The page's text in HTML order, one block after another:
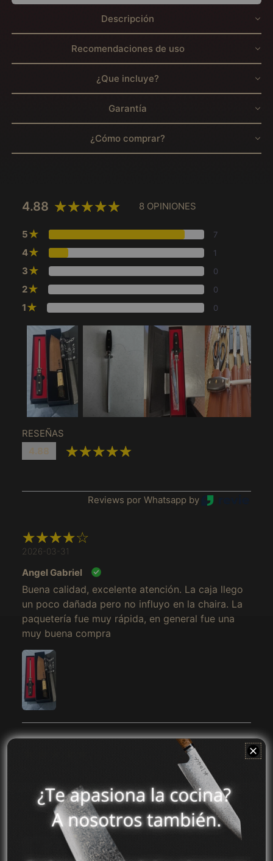
Descripción
Recomendaciones de uso
¿Que incluye?
Garantía
¿Cómo comprar?
4.88 8 OPINIONES
5★ 7
4★ 1
3★ 0
2★ 0
1★ 0
RESEÑAS
4.88
Reviews por Whatsapp by
2026-03-31
Angel Gabriel
Buena calidad, excelente atención. La caja llego
un poco dañada pero no influyo en la chaira. La
paquetería fue muy rápida, en general fue una
muy buena compra
Miguel Angel
Excelente herramienta para afilar me encantó la
recomiendo mucho
Afeganistão (MXN $)
África do Sul (MXN
Albânia (MXN $)
Alemanha (MXN $)
Andorra (MXN $)
Anguila (MXN $)
Antígua e Barbuda
(MXN $)
Arábia Saudita (MXN
$)
Argélia (MXN $)
Aruba (MXN $)
Austrália (MXN $)
Áustria (MXN $)